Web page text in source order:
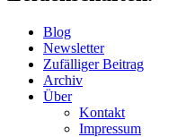
Blog
Newsletter
Zufälliger Beitrag
Archiv
Über
Kontakt
Impressum